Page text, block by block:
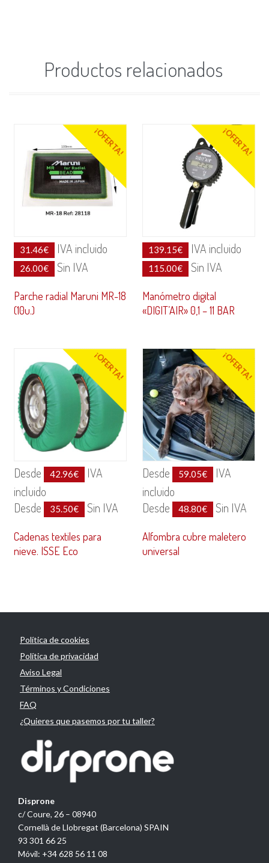
Productos relacionados
¡OFERTA!
31.46€ IVA incluido
26.00€ Sin IVA
Parche radial Maruni MR-18
(10u.)
¡OFERTA!
139.15€ IVA incluido
115.00€ Sin IVA
Manómetro digital
«DIGIT’AIR» 0,1 – 11 BAR
¡OFERTA!
Desde 42.96€
IVA
incluido
Desde
35.50€ Sin IVA
Cadenas textiles para
nieve. ISSE Eco
¡OFERTA!
Desde 59.05€
IVA
incluido
Desde
48.80€ Sin IVA
Alfombra cubre maletero
universal
Política de cookies
Política de privacidad
Aviso Legal
Términos y Condiciones
FAQ
¿Quieres que pasemos por tu taller?
Disprone
c/ Coure, 26 – 08940
Cornellà de Llobregat (Barcelona) SPAIN
93 301 66 25
Móvil: +34 628 56 11 08